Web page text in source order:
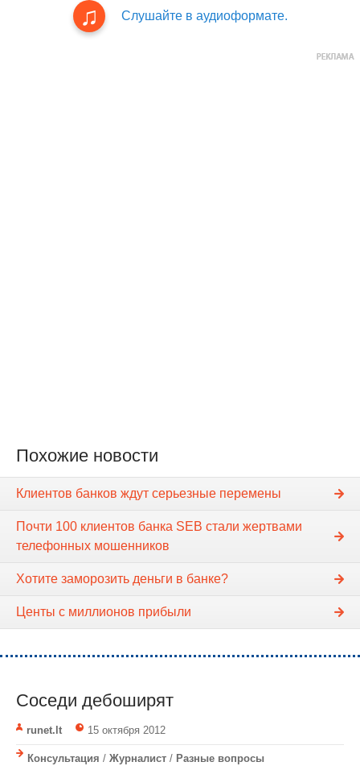
Слушайте в аудиоформате.
Похожие новости
Клиентов банков ждут серьезные перемены
Почти 100 клиентов банка SEB стали жертвами
телефонных мошенников
Хотите заморозить деньги в банке?
Центы с миллионов прибыли
Соседи дебоширят
runet.lt 15 октября 2012
Консультация / Журналист / Разные вопросы